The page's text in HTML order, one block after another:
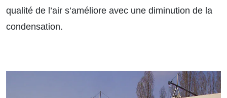
qualité de l’air s’améliore avec une diminution de la
condensation.